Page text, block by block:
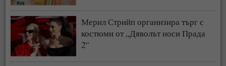
Мерил Стрийп организира търг с
костюми от „Дяволът носи Прада
2“